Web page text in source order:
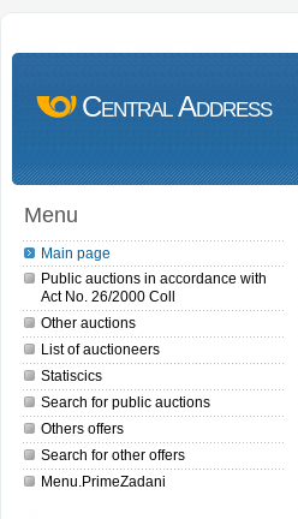
Central Address
Menu
Main page
Public auctions in accordance with
Act No. 26/2000 Coll
Other auctions
List of auctioneers
Statiscics
Search for public auctions
Others offers
Search for other offers
Menu.PrimeZadani